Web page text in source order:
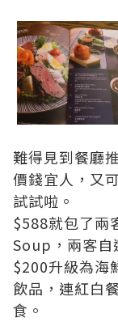
難得見到餐廳
價錢宜人，又
試試啦。
$588就包了兩
Soup，兩客
$200升級為海
飲品，連紅白
食。